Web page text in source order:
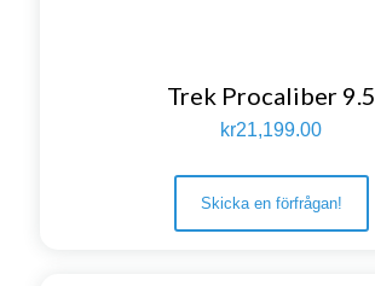
Trek Procaliber 9.5
kr21,199.00
Skicka en förfrågan!